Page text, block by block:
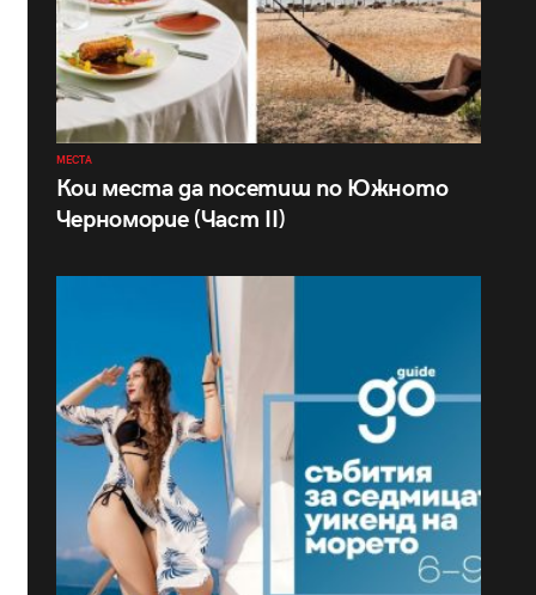
МЕСТА
Кои места да посетиш по Южното
Черноморие (Част II)